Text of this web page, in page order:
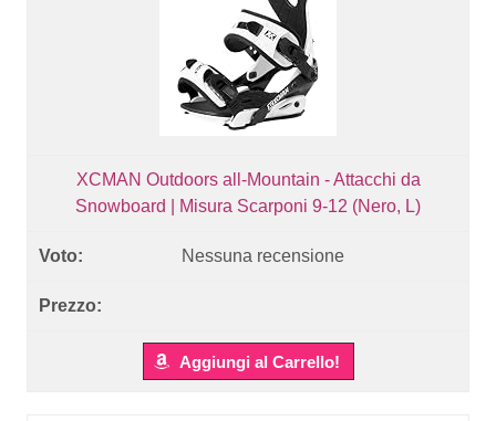
XCMAN Outdoors all-Mountain - Attacchi da
Snowboard | Misura Scarponi 9-12 (Nero, L)
Nessuna recensione
Aggiungi al Carrello!